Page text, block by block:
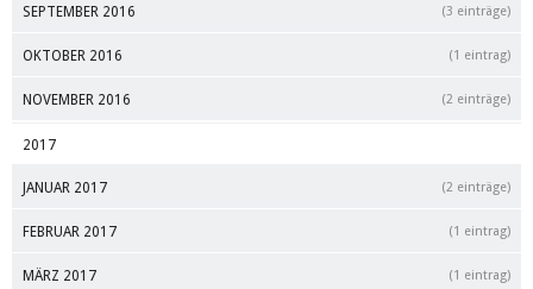
SEPTEMBER 2016 (3 einträge)
OKTOBER 2016 (1 eintrag)
NOVEMBER 2016 (2 einträge)
2017
JANUAR 2017 (2 einträge)
FEBRUAR 2017 (1 eintrag)
MÄRZ 2017 (1 eintrag)